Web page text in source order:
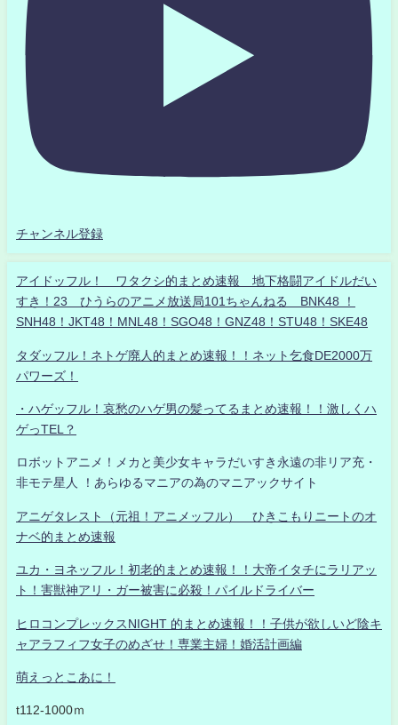
チャンネル登録
アイドッフル！ ワタクシ的まとめ速報 地下格闘アイドルだい
すき！23 ひうらのアニメ放送局101ちゃんねる BNK48 ！
SNH48！JKT48！MNL48！SGO48！GNZ48！STU48！SKE48
タダッフル！ネトゲ廃人的まとめ速報！！ネット乞食DE2000万
パワーズ！
・ハゲッフル！哀愁のハゲ男の髪ってるまとめ速報！！激しくハ
ゲっTEL？
ロボットアニメ！メカと美少女キャラだいすき永遠の非リア充・
非モテ星人 ！あらゆるマニアの為のマニアックサイト
アニゲタレスト（元祖！アニメッフル） ひきこもりニートのオ
ナベ的まとめ速報
ユカ・ヨネッフル！初老的まとめ速報！！大帝イタチにラリアッ
ト！害獣神アリ・ガー被害に必殺！パイルドライバー
ヒロコンプレックスNIGHT 的まとめ速報！！子供が欲しいど陰キ
ャアラフィフ女子のめざせ！専業主婦！婚活計画編
萌えっとこあに！
t112-1000ｍ